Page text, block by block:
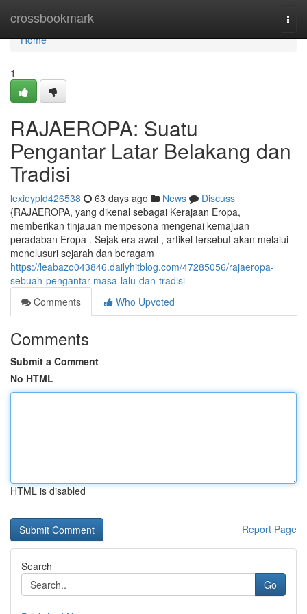
crossbookmark
Home
Home
1
RAJAEROPA: Suatu
Pengantar Latar Belakang dan
Tradisi
lexieypld426538 63 days ago News
Discuss
{RAJAEROPA, yang dikenal sebagai Kerajaan Eropa,
memberikan tinjauan mempesona mengenai kemajuan
peradaban Eropa . Sejak era awal , artikel tersebut akan melalui
menelusuri sejarah dan beragam
https://leabazo043846.dailyhitblog.com/47285056/rajaeropa-
sebuah-pengantar-masa-lalu-dan-tradisi
Comments
Who Upvoted
Comments
Submit a Comment
No HTML
HTML is disabled
Report Page
Search
Go